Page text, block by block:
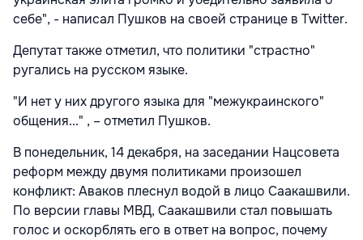
себе", - написал Пушков на своей странице в Twitter.
Депутат также отметил, что политики "страстно"
ругались на русском языке.
"И нет у них другого языка для "межукраинского"
общения..." , – отметил Пушков.
В понедельник, 14 декабря, на заседании Нацсовета
реформ между двумя политиками произошел
конфликт: Аваков плеснул водой в лицо Саакашвили.
По версии главы МВД, Саакашвили стал повышать
голос и оскорблять его в ответ на вопрос, почему